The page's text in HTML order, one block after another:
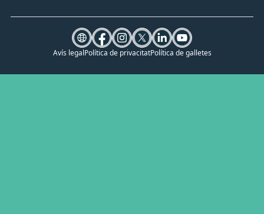
Avís legalPolítica de privacitatPolítica de galletes